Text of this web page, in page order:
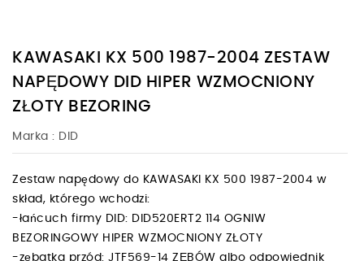
KAWASAKI KX 500 1987-2004 ZESTAW
NAPĘDOWY DID HIPER WZMOCNIONY
ZŁOTY BEZORING
Marka : DID
Zestaw napędowy do KAWASAKI KX 500 1987-2004 w
skład, którego wchodzi:
-łańcuch firmy DID: DID520ERT2 114 OGNIW
BEZORINGOWY HIPER WZMOCNIONY ZŁOTY
-zębatka przód: JTF569-14 ZĘBÓW albo odpowiednik